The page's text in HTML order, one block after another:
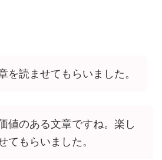
を読ませてもらいました。
値のある文章ですね。楽し
てもらいました。